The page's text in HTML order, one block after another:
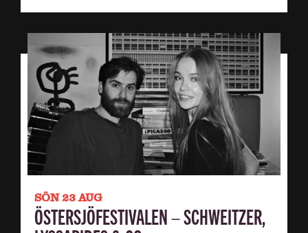
SÖN 23 AUG
ÖSTERSJÖFESTIVALEN – SCHWEITZER,